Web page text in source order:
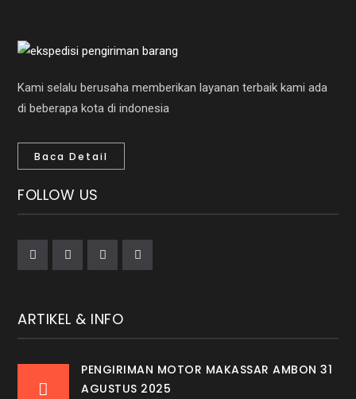
Kami selalu berusaha memberikan layanan terbaik kami ada
di beberapa kota di indonesia
Baca Detail
FOLLOW US
ARTIKEL & INFO
PENGIRIMAN MOTOR MAKASSAR AMBON 31
AGUSTUS 2025